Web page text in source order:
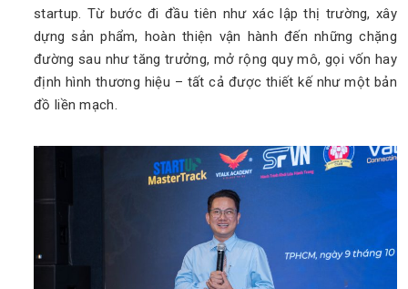
startup. Từ bước đi đầu tiên như xác lập thị trường, xây
dựng sản phẩm, hoàn thiện vận hành đến những chặng
đường sau như tăng trưởng, mở rộng quy mô, gọi vốn hay
định hình thương hiệu – tất cả được thiết kế như một bản
đồ liền mạch.